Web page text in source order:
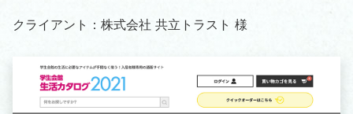
クライアント：株式会社 共立トラスト 様